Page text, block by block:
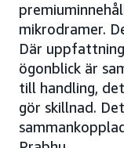
mikrodramer.
Där
ögonblick är
till handling,
gör skillnad.